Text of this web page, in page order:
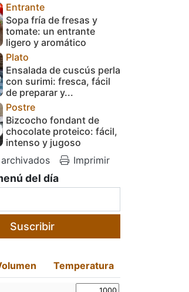
Entrante
Sopa fría de fresas y
tomate: un entrante
ligero y aromático
Plato
Ensalada de cuscús perla
con surimi: fresca, fácil
de preparar y...
Postre
Bizcocho fondant de
chocolate proteico: fácil,
intenso y jugoso
Imprimir
del día
Suscribir
Temperatura